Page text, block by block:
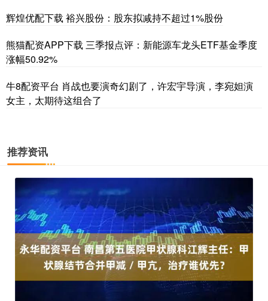
辉煌优配下载 裕兴股份：股东拟减持不超过1%股份
熊猫配资APP下载 三季报点评：新能源车龙头ETF基金季度
涨幅50.92%
牛8配资平台 肖战也要演奇幻剧了，许宏宇导演，李宛妲演
女主，太期待这组合了
推荐资讯